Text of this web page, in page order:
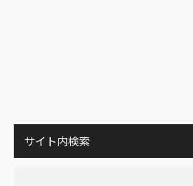
サイト内検索